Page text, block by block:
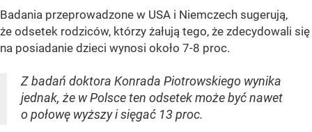
Badania przeprowadzone w USA i Niemczech sugerują,
że odsetek rodziców, którzy żałują tego, że zdecydowali się
na posiadanie dzieci wynosi około 7-8 proc.
Z badań doktora Konrada Piotrowskiego wynika
jednak, że w Polsce ten odsetek może być nawet
o połowę wyższy i sięgać 13 proc.